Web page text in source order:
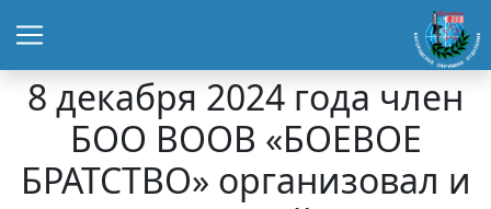
8 декабря 2024 года член
БОО ВООВ «БОЕВОЕ
БРАТСТВО» организовал и